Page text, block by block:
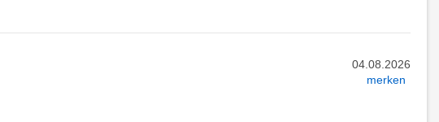
04.08.2026
merken